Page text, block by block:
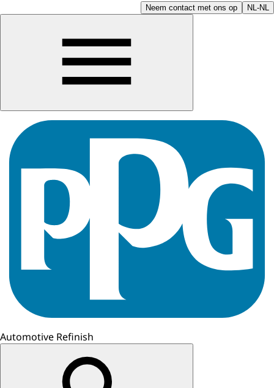
Neem contact met ons op NL-NL
Automotive Refinish